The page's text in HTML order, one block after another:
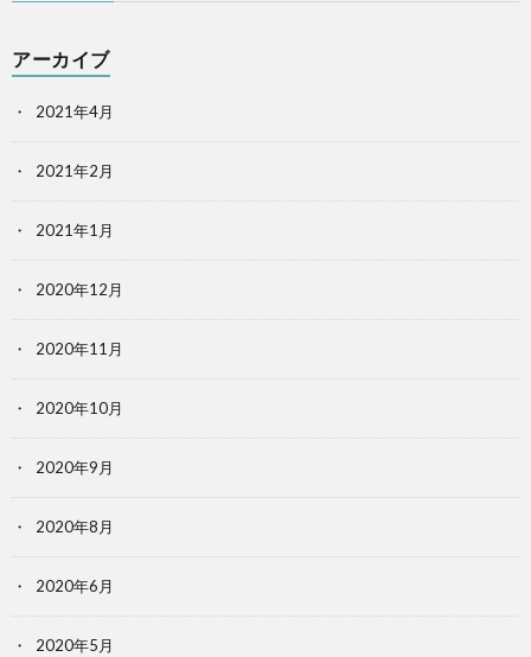
アーカイブ
2021年4月
2021年2月
2021年1月
2020年12月
2020年11月
2020年10月
2020年9月
2020年8月
2020年6月
2020年5月